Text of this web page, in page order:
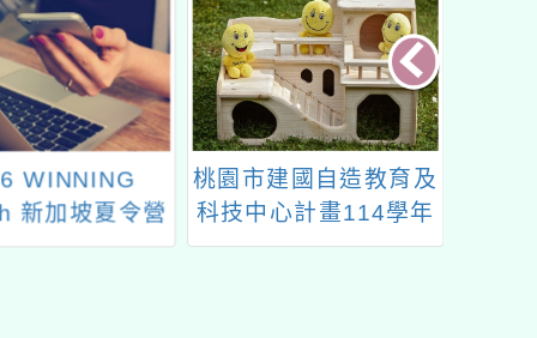
WINNING
新加坡夏令營
桃園市建國自造教育及
科技中心計畫114學年
度一月份教師增能研習